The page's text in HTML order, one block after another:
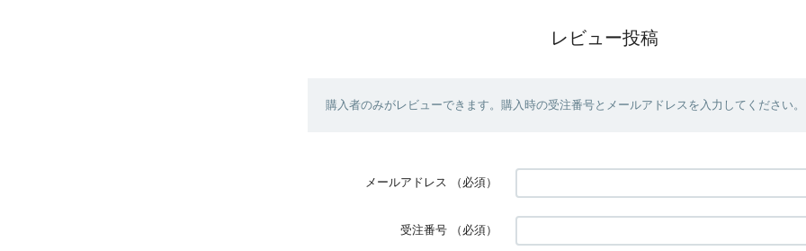
レビュー投稿
購入者のみがレビューできます。購入時の受注番号とメールアドレスを入力してください。
メールアドレス （必須）
受注番号 （必須）